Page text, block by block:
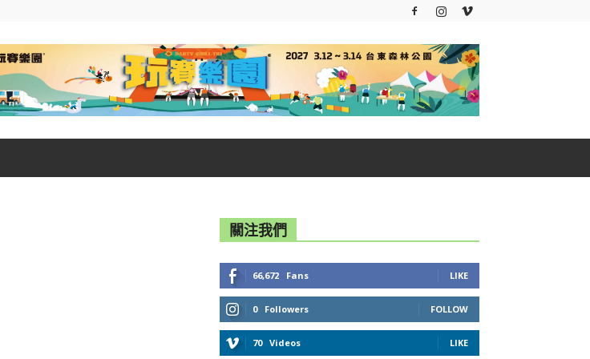
關注我們
66,672 Fans LIKE
0 Followers FOLLOW
70 Videos LIKE